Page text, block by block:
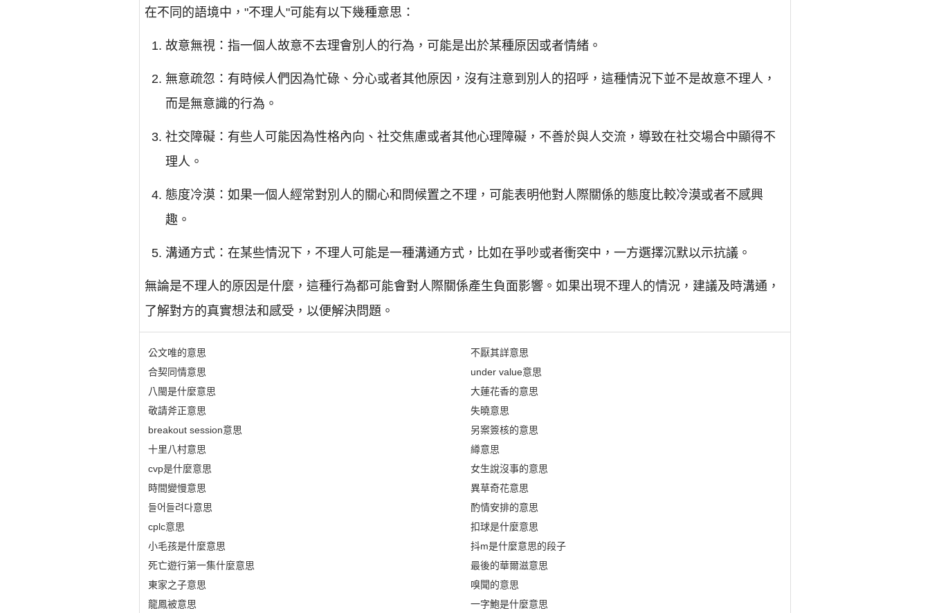
在不同的語境中，"不理人"可能有以下幾種意思：
故意無視：指一個人故意不去理會別人的行為，可能是出於某種原因或者情緒。
無意疏忽：有時候人們因為忙碌、分心或者其他原因，沒有注意到別人的招呼，這種情況下並不是故意不理人，
而是無意識的行為。
社交障礙：有些人可能因為性格內向、社交焦慮或者其他心理障礙，不善於與人交流，導致在社交場合中顯得不
理人。
態度冷漠：如果一個人經常對別人的關心和問候置之不理，可能表明他對人際關係的態度比較冷漠或者不感興
趣。
溝通方式：在某些情況下，不理人可能是一種溝通方式，比如在爭吵或者衝突中，一方選擇沉默以示抗議。
無論是不理人的原因是什麼，這種行為都可能會對人際關係產生負面影響。如果出現不理人的情況，建議及時溝通，
了解對方的真實想法和感受，以便解決問題。
公文唯的意思
合契同情意思
八閩是什麼意思
敬請斧正意思
breakout session意思
十里八村意思
cvp是什麼意思
時間變慢意思
들어들려다意思
cplc意思
小毛孩是什麼意思
死亡遊行第一集什麼意思
東家之子意思
龍鳳被意思
不厭其詳意思
under value意思
大蓮花香的意思
失曉意思
另案簽核的意思
繜意思
女生說沒事的意思
異草奇花意思
酌情安排的意思
扣球是什麼意思
抖m是什麼意思的段子
最後的華爾滋意思
嗅聞的意思
一字鮑是什麼意思